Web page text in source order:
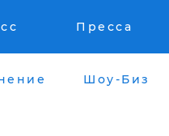
Пресса
Шоу-Биз